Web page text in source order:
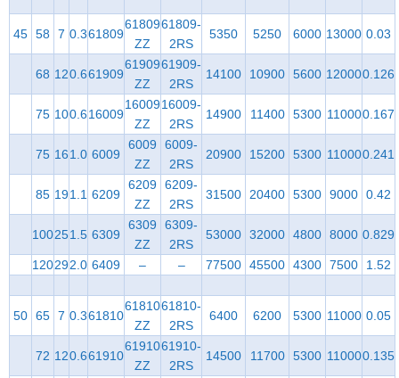
45 58 7 0.361809
61809
ZZ
61809-
2RS
5350 5250 6000 13000 0.03
68 120.661909
61909
ZZ
61909-
2RS
14100 10900 5600 120000.126
75 100.616009
16009
ZZ
16009-
2RS
14900 11400 5300 110000.167
75 161.0 6009
6009
ZZ
6009-
2RS
20900 15200 5300 110000.241
85 191.1 6209
6209
ZZ
6209-
2RS
31500 20400 5300 9000 0.42
100251.5 6309
6309
ZZ
6309-
2RS
53000 32000 4800 8000 0.829
120292.0 6409 – – 77500 45500 4300 7500 1.52
50 65 7 0.361810
61810
ZZ
61810-
2RS
6400 6200 5300 11000 0.05
72 120.661910
61910
ZZ
61910-
2RS
14500 11700 5300 110000.135